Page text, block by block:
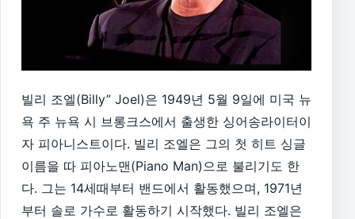
빌리 조엘(Billy” Joel)은 1949년 5월 9일에 미국 뉴
욕 주 뉴욕 시 브롱크스에서 출생한 싱어송라이터이
자 피아니스트이다. 빌리 조엘은 그의 첫 히트 싱글
이름을 따 피아노맨(Piano Man)으로 불리기도 한
다. 그는 14세때부터 밴드에서 활동했으며, 1971년
부터 솔로 가수로 활동하기 시작했다. 빌리 조엘은